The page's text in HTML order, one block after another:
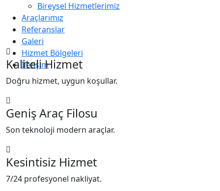
Bireysel Hizmetlerimiz
Araçlarımız
Referanslar
Galeri
Hizmet Bölgeleri
İletişim
Kaliteli Hizmet
Doğru hizmet, uygun koşullar.
Geniş Araç Filosu
Son teknoloji modern araçlar.
Kesintisiz Hizmet
7/24 profesyonel nakliyat.